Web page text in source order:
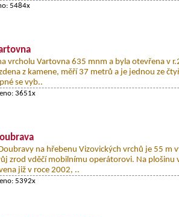
5484x
vrcholu Vartovna 635 mnm a byla otevřena v
z kamene, měří 37 metrů a je jednou ze
se vyb..
3651x
na hřebenu Vizovických vrchů je 55 m
zrod vděčí mobilnímu operátorovi. Na plošinu
již v roce 2002, ..
5392x